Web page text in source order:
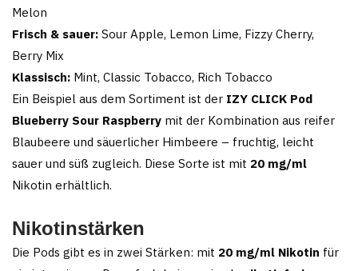
Melon
Frisch & sauer: Sour Apple, Lemon Lime, Fizzy Cherry,
Berry Mix
Klassisch: Mint, Classic Tobacco, Rich Tobacco
Ein Beispiel aus dem Sortiment ist der IZY CLICK Pod
Blueberry Sour Raspberry mit der Kombination aus reifer
Blaubeere und säuerlicher Himbeere – fruchtig, leicht
sauer und süß zugleich. Diese Sorte ist mit 20 mg/ml
Nikotin erhältlich.
Nikotinstärken
Die Pods gibt es in zwei Stärken: mit 20 mg/ml Nikotin für